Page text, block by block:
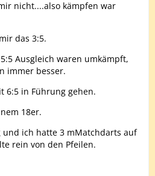
nicht....also kämpfen war
das 3:5.
Ausgleich waren umkämpft,
immer besser.
6:5 in Führung gehen.
18er.
und ich hatte 3 mMatchdarts auf
rein von den Pfeilen.